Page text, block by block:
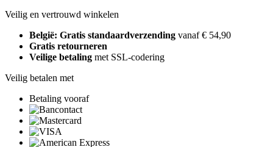
Veilig en vertrouwd winkelen
België: Gratis standaardverzending vanaf € 54,90
Gratis retourneren
Veilige betaling met SSL-codering
Veilig betalen met
Betaling vooraf